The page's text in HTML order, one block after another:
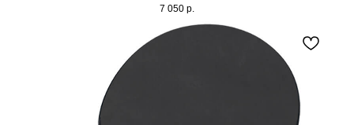
7 050 р.